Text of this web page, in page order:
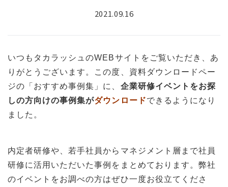
2021.09.16
いつもタカラッシュのWEBサイトをご覧いただき、あ
りがとうございます。 この度、資料ダウンロードペー
ジの「おすすめ事例集」に、 企業研修イベントをお探
しの方向けの事例集がダウンロードできるようになり
ました。
内定者研修や、若手社員からマネジメント層まで社員
研修に活用いただいた事例をまとめております。弊社
のイベントをお調べの方はぜひ一度お役立てくださ